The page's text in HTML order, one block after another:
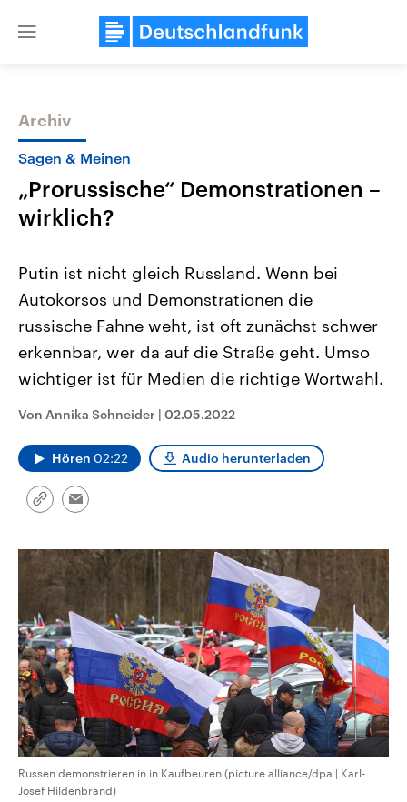
Close
Themen
Landtagswahl Sachsen-Anhalt
2026
Alle Informationen
Sachsen-Anhalt wählt am 6.
September 2026 einen neuen
Landtag. Seit 2021 wird das
CDU, SPD und FDP regiert.-
Wahlprogramme, aktuelle Berichte
und Hintergründe zu den Parteien
und Kandidaten der anstehenden
Wahl.
Aktuelle Beiträge,
Hintergründe
Wirtschaftlich und
gehören die Vereinigten
den mächtigsten Ländern
Sendungen Programm Podcasts
Audio-Archiv
Archiv
Sagen & Meinen
„Prorussische“ Demonstrationen –
wirklich?
Putin ist nicht gleich Russland. Wenn bei
Autokorsos und Demonstrationen die
russische Fahne weht, ist oft zunächst schwer
erkennbar, wer da auf die Straße geht. Umso
wichtiger ist für Medien die richtige Wortwahl.
Von Annika Schneider | 02.05.2022
Hören 02:22 Audio herunterladen
Link
Email
Russen demonstrieren in in Kaufbeuren (picture alliance/dpa | Karl-
Josef Hildenbrand)